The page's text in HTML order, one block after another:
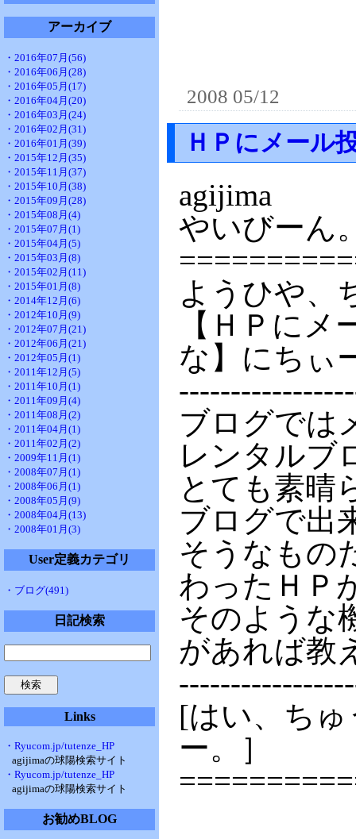
アーカイブ
・2016年07月(56)
・2016年06月(28)
・2016年05月(17)
・2016年04月(20)
・2016年03月(24)
・2016年02月(31)
・2016年01月(39)
・2015年12月(35)
・2015年11月(37)
・2015年10月(38)
・2015年09月(28)
・2015年08月(4)
・2015年07月(1)
・2015年04月(5)
・2015年03月(8)
・2015年02月(11)
・2015年01月(8)
・2014年12月(6)
・2012年10月(9)
・2012年07月(21)
・2012年06月(21)
・2012年05月(1)
・2011年12月(5)
・2011年10月(1)
・2011年09月(4)
・2011年08月(2)
・2011年04月(1)
・2011年02月(2)
・2009年11月(1)
・2008年07月(1)
・2008年06月(1)
・2008年05月(9)
・2008年04月(13)
・2008年01月(3)
User定義カテゴリ
・ブログ(491)
日記検索
Links
・Ryucom.jp/tutenze_HP
agijimaの球陽検索サイト
・Ryucom.jp/tutenze_HP
agijimaの球陽検索サイト
お勧めBLOG
2008 05/12
ＨＰにメール
agijima
やいびーん
ようひや、
【ＨＰに
な】にちぃ
ブログでは
レンタルブ
とても素晴
ブログで出
そうなもの
わったＨＰ
そのような
があれば教
[はい、ち
ー。］